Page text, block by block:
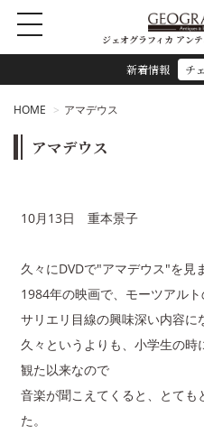
新着情報 チ
ジェオグラフィカ アン
HOME アマデウス
アマデウス
10月13日 重本景子
久々にDVDで"アマデウス"を見
1984年の映画で、モーツアルト
サリエリ目線の興味深い内容に
久々というよりも、小学生の
観た以来なので
音楽が聞こえてくると、とても
た。